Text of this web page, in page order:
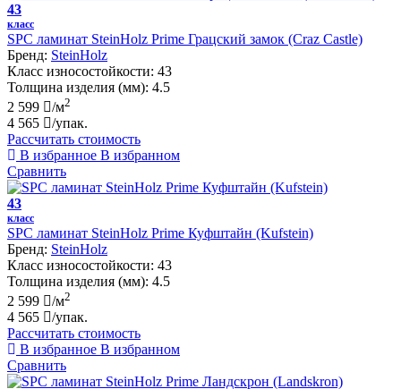
43
класс
SPC ламинат SteinHolz Prime Грацский замок (Craz Castle)
Бренд: SteinHolz
Класс износостойкости: 43
Толщина изделия (мм): 4.5
2 599
/м2
4 565
/упак.
Рассчитать стоимость
В избранное В избранном
Сравнить
43
класс
SPC ламинат SteinHolz Prime Куфштайн (Kufstein)
Бренд: SteinHolz
Класс износостойкости: 43
Толщина изделия (мм): 4.5
2 599
/м2
4 565
/упак.
Рассчитать стоимость
В избранное В избранном
Сравнить